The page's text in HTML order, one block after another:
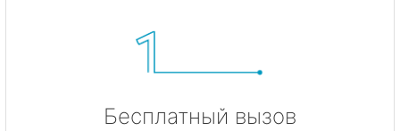
Бесплатный вызов